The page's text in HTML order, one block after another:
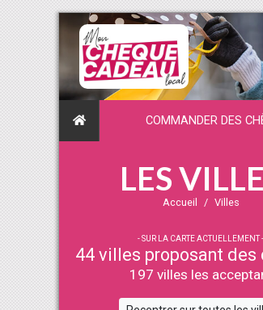
COMMANDER DES
LES
Accueil Villes
- SUR LA CARTE ACTUELLEMENT -
44 villes proposant des
197 villes les